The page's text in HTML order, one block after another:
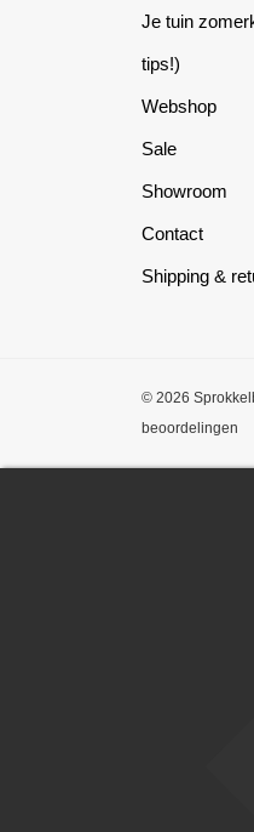
Je tuin
tips!)
Webshop
Sale
Showroom
Contact
Shipping &
© 2026
beoordelingen